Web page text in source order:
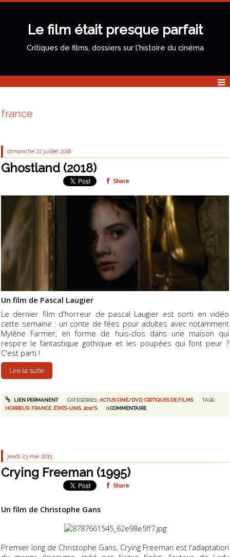
Le film était presque parfait
Critiques de films, dossiers sur l'histoire du cinéma
france
dimanche 22 juillet 2018
Ghostland (2018)
Share
Un film de Pascal Laugier
Le dernier film d'horreur de pascal Laugier est sorti en vidéo
cette semaine : un conte de fées pour adultes avec notamment
Mylène Farmer, en forme de huis-clos dans une maison qui
respire le fantastique gothique et les poupées qui font peur ?
C'est parti !
Lire la suite
LIEN PERMANENT CATÉGORIES :ACTUS CINÉ/DVD, CRITIQUES DE FILMS
TAGS :
HORREUR, FRANCE, ÉTATS-UNIS,2010'S 0COMMENTAIRE
jeudi 23 mai 2013
Crying Freeman (1995)
Share
Un film de Christophe Gans
Premier long de Christophe Gans, Crying Freeman est l'adaptation